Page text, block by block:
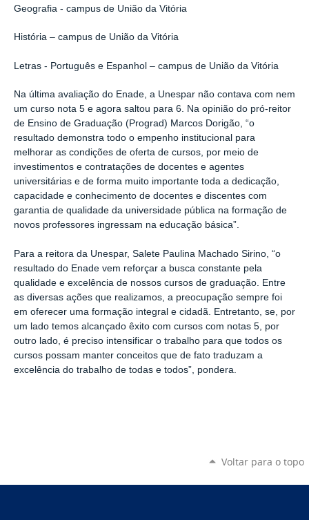
Geografia - campus de União da Vitória
História – campus de União da Vitória
Letras - Português e Espanhol – campus de União da Vitória
Na última avaliação do Enade, a Unespar não contava com nem
um curso nota 5 e agora saltou para 6. Na opinião do pró-reitor
de Ensino de Graduação (Prograd) Marcos Dorigão, “o
resultado demonstra todo o empenho institucional para
melhorar as condições de oferta de cursos, por meio de
investimentos e contratações de docentes e agentes
universitárias e de forma muito importante toda a dedicação,
capacidade e conhecimento de docentes e discentes com
garantia de qualidade da universidade pública na formação de
novos professores ingressam na educação básica”.
Para a reitora da Unespar, Salete Paulina Machado Sirino, “o
resultado do Enade vem reforçar a busca constante pela
qualidade e excelência de nossos cursos de graduação. Entre
as diversas ações que realizamos, a preocupação sempre foi
em oferecer uma formação integral e cidadã. Entretanto, se, por
um lado temos alcançado êxito com cursos com notas 5, por
outro lado, é preciso intensificar o trabalho para que todos os
cursos possam manter conceitos que de fato traduzam a
excelência do trabalho de todas e todos”, pondera.
Voltar para o topo